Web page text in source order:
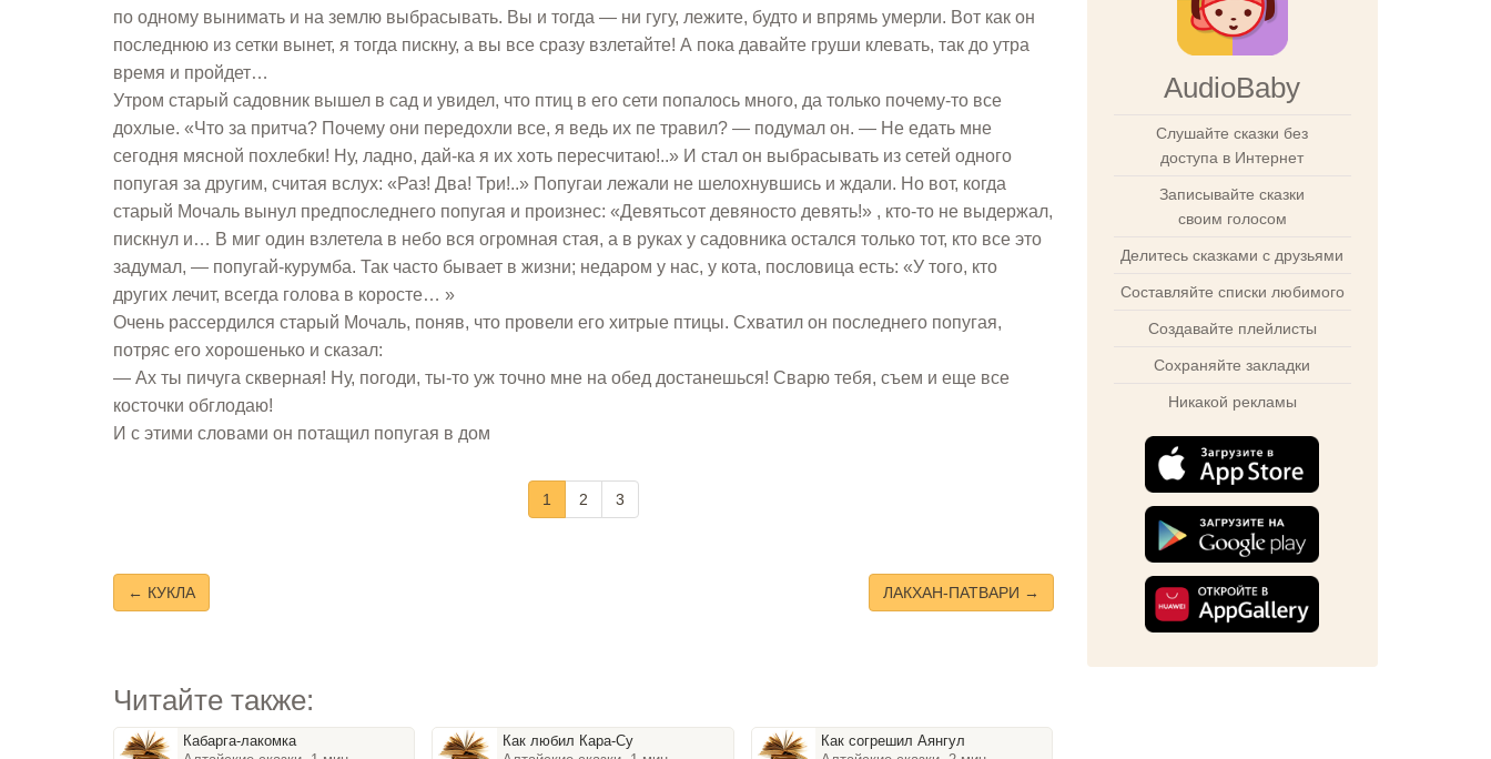
по одному вынимать и на землю выбрасывать. Вы и тогда — ни гугу, лежите, будто и впрямь умерли. Вот как он
последнюю из сетки вынет, я тогда пискну, а вы все сразу взлетайте! А пока давайте груши клевать, так до утра
время и пройдет…
Утром старый садовник вышел в сад и увидел, что птиц в его сети попалось много, да только почему-то все
дохлые. «Что за притча? Почему они передохли все, я ведь их пе травил? — подумал он. — Не едать мне
сегодня мясной похлебки! Ну, ладно, дай-ка я их хоть пересчитаю!..» И стал он выбрасывать из сетей одного
попугая за другим, считая вслух: «Раз! Два! Три!..» Попугаи лежали не шелохнувшись и ждали. Но вот, когда
старый Мочаль вынул предпоследнего попугая и произнес: «Девятьсот девяносто девять!» , кто-то не выдержал,
пискнул и… В миг один взлетела в небо вся огромная стая, а в руках у садовника остался только тот, кто все это
задумал, — попугай-курумба. Так часто бывает в жизни; недаром у нас, у кота, пословица есть: «У того, кто
других лечит, всегда голова в коросте… »
Очень рассердился старый Мочаль, поняв, что провели его хитрые птицы. Схватил он последнего попугая,
потряс его хорошенько и сказал:
— Ах ты пичуга скверная! Ну, погоди, ты-то уж точно мне на обед достанешься! Сварю тебя, съем и еще все
косточки обглодаю!
И с этими словами он потащил попугая в дом
1 2 3
← КУКЛА ЛАКХАН-ПАТВАРИ →
Читайте также:
Кабарга-лакомка
Как любил Кара-Су
Как согрешил Аянгул
AudioBaby
Слушайте сказки без
доступа в Интернет
Записывайте сказки
своим голосом
Делитесь сказками с друзьями
Составляйте списки любимого
Создавайте плейлисты
Сохраняйте закладки
Никакой рекламы